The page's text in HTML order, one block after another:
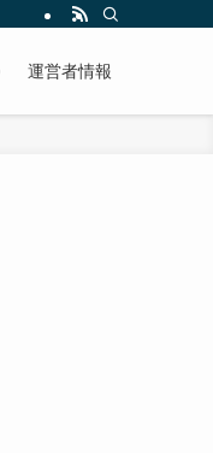
運営者情報